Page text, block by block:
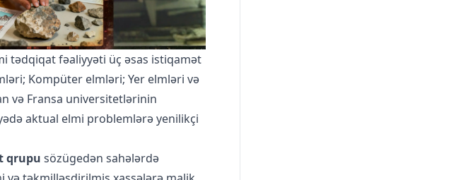
tədqiqat fəaliyyəti üç əsas istiqamət
Kompüter elmləri; Yer elmləri və
və Fransa universitetlərinin
aktual elmi problemlərə yenilikçi
qrupu sözügedən sahələrdə